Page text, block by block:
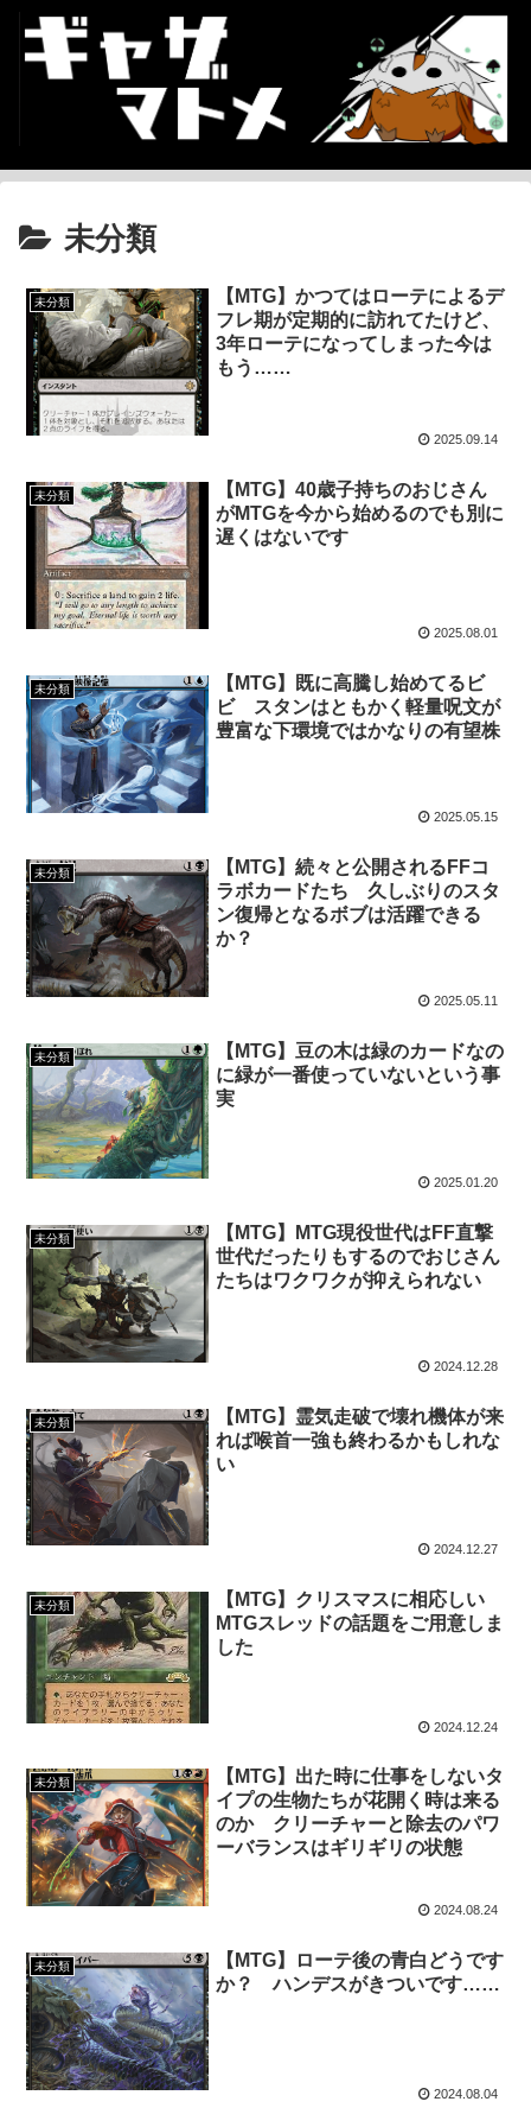
未分類
未分類
【MTG】かつてはローテによるデ
フレ期が定期的に訪れてたけど、
3年ローテになってしまった今は
もう……
2025.09.14
未分類
【MTG】40歳子持ちのおじさん
がMTGを今から始めるのでも別に
遅くはないです
2025.08.01
未分類
【MTG】既に高騰し始めてるビ
ビ スタンはともかく軽量呪文が
豊富な下環境ではかなりの有望株
2025.05.15
未分類
【MTG】続々と公開されるFFコ
ラボカードたち 久しぶりのスタ
ン復帰となるボブは活躍できる
か？
2025.05.11
未分類
【MTG】豆の木は緑のカードなの
に緑が一番使っていないという事
実
2025.01.20
未分類
【MTG】MTG現役世代はFF直撃
世代だったりもするのでおじさん
たちはワクワクが抑えられない
2024.12.28
未分類
【MTG】霊気走破で壊れ機体が来
れば喉首一強も終わるかもしれな
い
2024.12.27
未分類
【MTG】クリスマスに相応しい
MTGスレッドの話題をご用意しま
した
2024.12.24
未分類
【MTG】出た時に仕事をしないタ
イプの生物たちが花開く時は来る
のか クリーチャーと除去のパワ
ーバランスはギリギリの状態
2024.08.24
未分類
【MTG】ローテ後の青白どうです
か？ ハンデスがきついです……
2024.08.04